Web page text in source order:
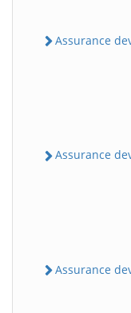
Assurance
Assurance
Assurance